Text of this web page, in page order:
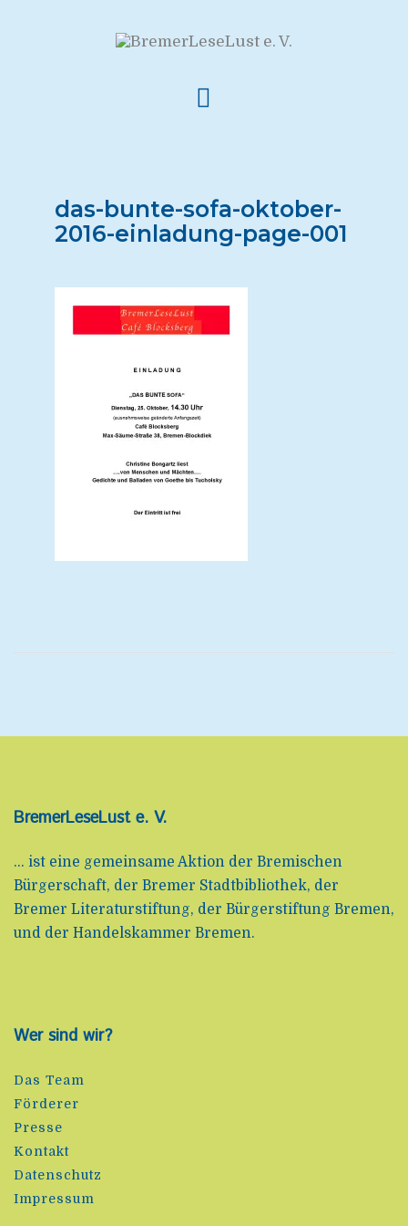
das-bunte-sofa-oktober-
2016-einladung-page-001
BremerLeseLust e. V.
... ist eine gemeinsame Aktion der Bremischen
Bürgerschaft, der Bremer Stadtbibliothek, der
Bremer Literaturstiftung, der Bürgerstiftung Bremen,
und der Handelskammer Bremen.
Wer sind wir?
Das Team
Förderer
Presse
Kontakt
Datenschutz
Impressum